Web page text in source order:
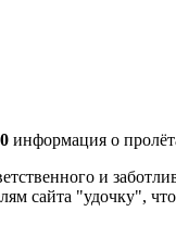
информация о
и
сайта "удочку",